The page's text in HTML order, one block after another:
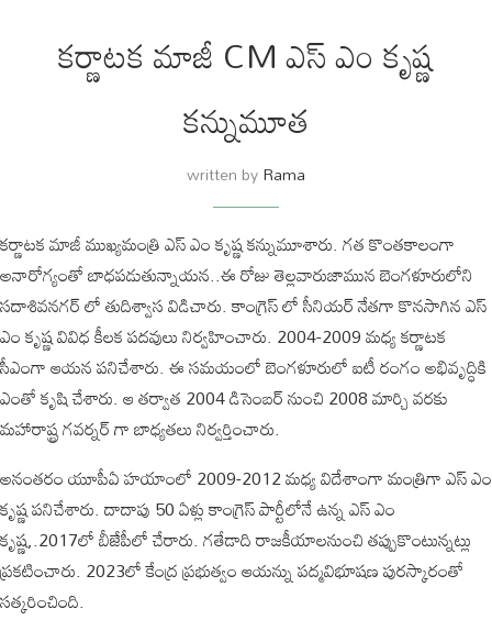
కర్ణాటక మాజీ CM ఎస్ ఎం కృష్ణ
కన్నుమూత
written byRama
కర్ణాటక మాజీ ముఖ్యమంత్రి ఎస్ ఎం కృష్ణ కన్నుమూశారు. గత కొంతకాలంగా
అనారోగ్యంతో బాధపడుతున్నాయన..ఈ రోజు తెల్లవారుజామున బెంగళూరులోని
సదాశివనగర్ లో తుదిశ్వాస విడిచారు. కాంగ్రెస్ లో సీనియర్ నేతగా కొనసాగిన ఎస్
ఎం కృష్ణ వివిధ కీలక పదవులు నిర్వహించారు. 2004-2009 మధ్య కర్ణాటక
సీఎంగా ఆయన పనిచేశారు. ఈ సమయంలో బెంగళూరులో ఐటీ రంగం అభివృద్ధికి
ఎంతో కృషి చేశారు. ఆ తర్వాత 2004 డిసెంబర్ నుంచి 2008 మార్చి వరకు
మహారాష్ట్ర గవర్నర్ గా బాధ్యతలు నిర్వర్తించారు.
అనంతరం యూపీఏ హయాంలో 2009-2012 మధ్య విదేశాంగా మంత్రిగా ఎస్ ఎం
కృష్ణ పనిచేశారు. దాదాపు 50 ఏళ్లు కాంగ్రెస్ పార్టీలోనే ఉన్న ఎస్ ఎం
కృష్ణ,.2017లో బీజేపీలో చేరారు. గతేడాది రాజకీయాలనుంచి తప్పుకొంటున్నట్లు
ప్రకటించారు. 2023లో కేంద్ర ప్రభుత్వం ఆయన్ను పద్మవిభూషణ పురస్కారంతో
సత్కరించింది.